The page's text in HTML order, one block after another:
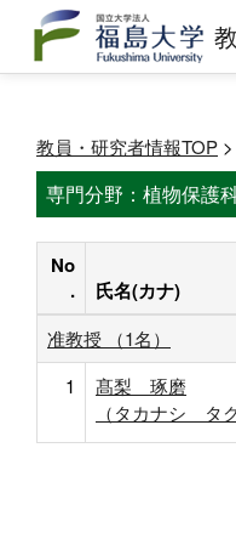
教員・研究者情報TOP
専門分野：植物保護
No
.
氏名(カナ)
准教授 （1名）
1
髙梨 琢磨
（タカナシ タ